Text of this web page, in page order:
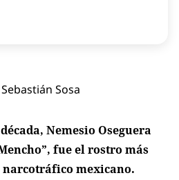
Sosa
Nemesio Oseguera
fue el rostro más
mexicano.